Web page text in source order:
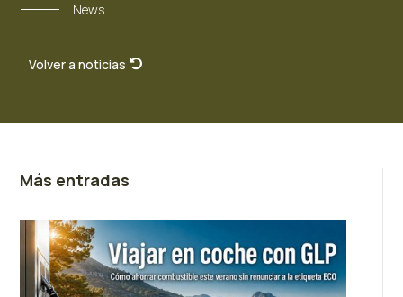
News
Volver a noticias
Más entradas